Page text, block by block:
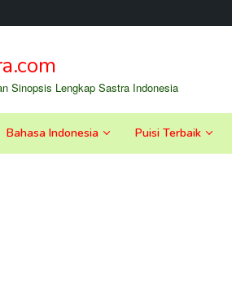
Sinopsis Lengkap Sastra Indonesia
Bahasa Indonesia Puisi Terbaik